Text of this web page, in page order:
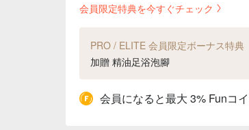
会員限定特典を今すぐチェック
PRO / ELITE 会員限定ボーナス特典
加贈 精油足浴泡腳
会員になると最大 3% Funコ